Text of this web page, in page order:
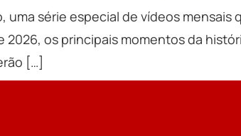
série especial de vídeos
os principais momentos da
[…]